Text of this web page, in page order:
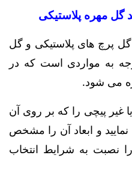
گل مهره پلاستیکی
گل پرچ های پلاستیکی و گل
به مواردی است که در
می شود.
غیر پیچی را که بر روی آن
و ابعاد آن را مشخص
نصبت به شرایط انتخاب